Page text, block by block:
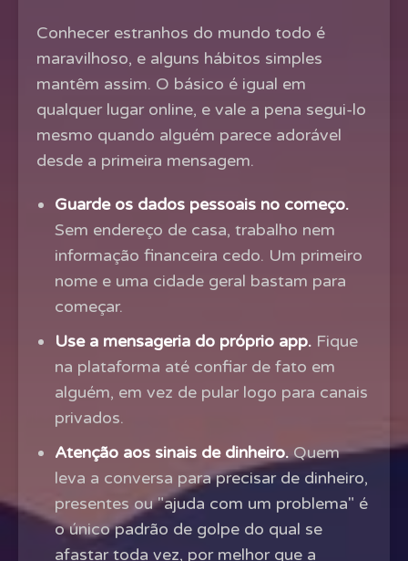
Conhecer estranhos do mundo todo é
maravilhoso, e alguns hábitos simples
mantêm assim. O básico é igual em
qualquer lugar online, e vale a pena segui-lo
mesmo quando alguém parece adorável
desde a primeira mensagem.
Guarde os dados pessoais no começo.
Sem endereço de casa, trabalho nem
informação financeira cedo. Um primeiro
nome e uma cidade geral bastam para
começar.
Use a mensageria do próprio app. Fique
na plataforma até confiar de fato em
alguém, em vez de pular logo para canais
privados.
Atenção aos sinais de dinheiro.Quem
leva a conversa para precisar de dinheiro,
presentes ou "ajuda com um problema" é
o único padrão de golpe do qual se
afastar toda vez, por melhor que a